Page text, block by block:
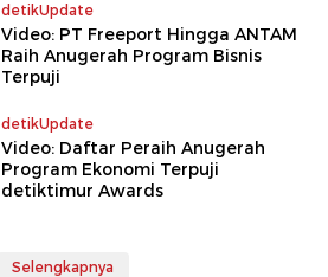
detikUpdate
Video: PT Freeport Hingga ANTAM
Raih Anugerah Program Bisnis
Terpuji
detikUpdate
Video: Daftar Peraih Anugerah
Program Ekonomi Terpuji
detiktimur Awards
Selengkapnya